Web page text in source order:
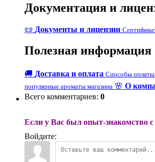
Документация и
📜 Документы и лицензии
Полезная информация
🚚 Доставка и оплата Способы оплаты
популярные ароматы магазина 🌸 О
Всего комментариев: 0
Если у Вас был опыт-знакомство
Войдите: